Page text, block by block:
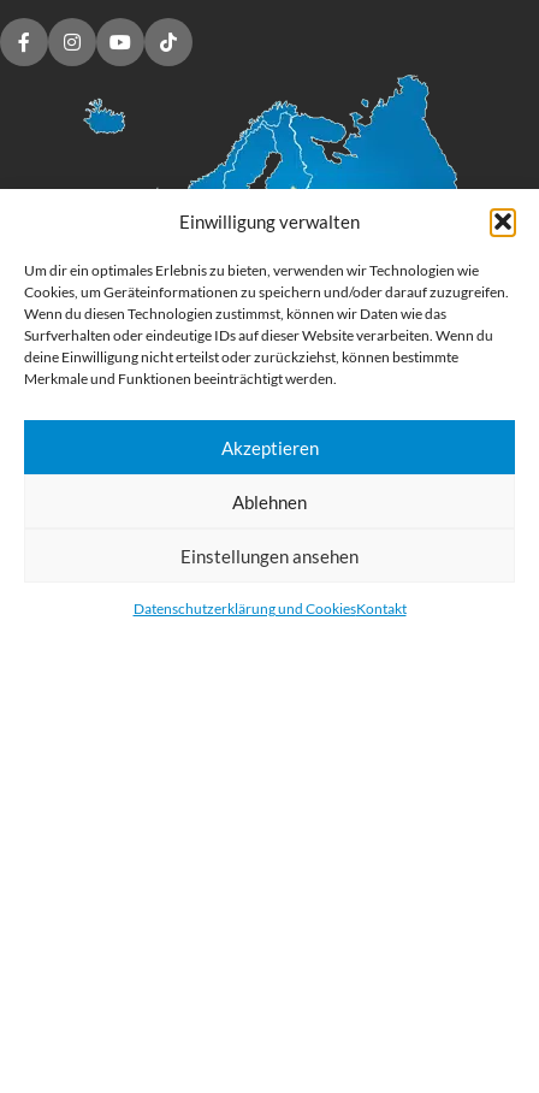
Einwilligung verwalten
Um dir ein optimales Erlebnis zu bieten, verwenden wir Technologien wie
Cookies, um Geräteinformationen zu speichern und/oder darauf zuzugreifen.
Wenn du diesen Technologien zustimmst, können wir Daten wie das
Surfverhalten oder eindeutige IDs auf dieser Website verarbeiten. Wenn du
deine Einwilligung nicht erteilst oder zurückziehst, können bestimmte
Merkmale und Funktionen beeinträchtigt werden.
Akzeptieren
Ablehnen
Einstellungen ansehen
Datenschutzerklärung und CookiesKontakt
Digital Großformatdruck
Bestellen Sie gedruckte Werbemittel online für Ihr Unternehmen. Wir
und Aufkleber. Wir liefern unsere Druckprodukte Deutschland,